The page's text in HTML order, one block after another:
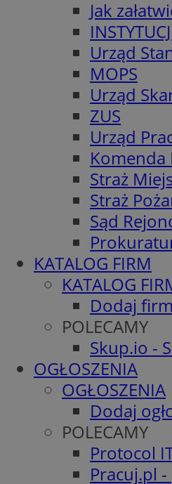
Jak
Urząd
MOPS
Urząd
ZUS
Urząd
Komenda
Straż
Straż
Sąd
KATALOG FIRM
KATALOG
Dodaj
POLECAMY
Skup.io -
OGŁOSZENIA
OGŁOSZENIA
Dodaj
POLECAMY
Protocol
Pracuj.pl